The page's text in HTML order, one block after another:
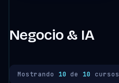
Negocio & IA
Mostrando 10 de 10 cursos